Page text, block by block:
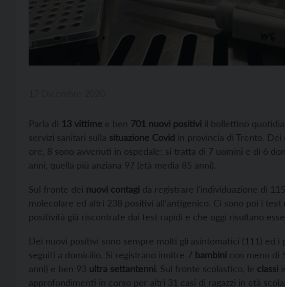
Parla di 13 vittime e ben 701 nuovi positivi il bollettino
servizi sanitari sulla situazione Covid in provincia di Trento. Dei
ore, 8 sono avvenuti in ospedale: si tratta di 7 uomini e di 6
anni, quella più anziana 97 (età media 85 anni).
Sul fronte dei nuovi contagi da registrare l’individuazione di
molecolare ed altri 238 positivi all’antigenico. Ci sono poi i
positività già riscontrate dai test rapidi e che oggi risultano
Dei nuovi positivi sono sempre molti gli asintomatici (111) ed i
seguiti a domicilio. Si registrano inoltre 7 bambini con meno di
anni) e ben 93 ultra settantenni. Sul fronte scolastico, le classi
approfondimenti in corso per altri 31 casi di ragazzi in età